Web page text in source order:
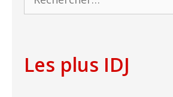
Les plus IDJ